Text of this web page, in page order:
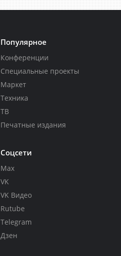
Популярное
Конференции
Специальные проекты
Маркет
Техника
ТВ
Печатные издания
Соцсети
Max
VK
VK Видео
Rutube
Telegram
Дзен